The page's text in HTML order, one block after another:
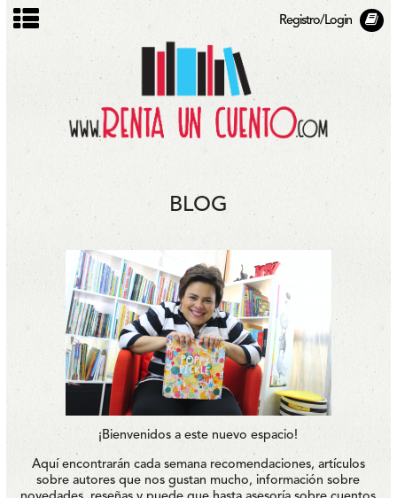
Registro/Login
BLOG
¡Bienvenidos a este nuevo espacio!
Aquí encontrarán cada semana recomendaciones, artículos
sobre autores que nos gustan mucho, información sobre